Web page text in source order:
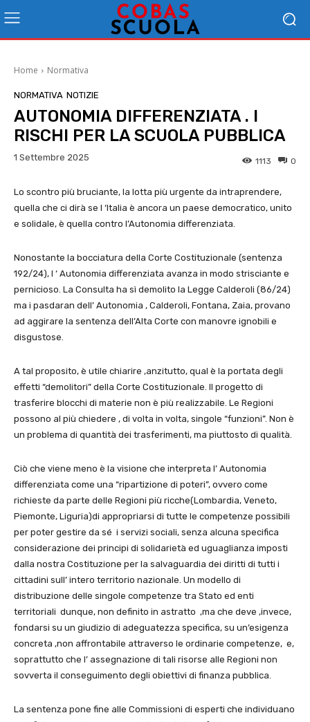
Home Normativa
NORMATIVA NOTIZIE
AUTONOMIA DIFFERENZIATA . I
RISCHI PER LA SCUOLA PUBBLICA
1 Settembre 2025 0
1113
Lo scontro più bruciante, la lotta più urgente da intraprendere,
quella che ci dirà se l ‘Italia è ancora un paese democratico, unito
e solidale, è quella contro l’Autonomia differenziata.
Nonostante la bocciatura della Corte Costituzionale (sentenza
192/24), l ‘ Autonomia differenziata avanza in modo strisciante e
pernicioso. La Consulta ha sì demolito la Legge Calderoli (86/24)
ma i pasdaran dell’ Autonomia , Calderoli, Fontana, Zaia, provano
ad aggirare la sentenza dell’Alta Corte con manovre ignobili e
disgustose.
A tal proposito, è utile chiarire ,anzitutto, qual è la portata degli
effetti “demolitori” della Corte Costituzionale. Il progetto di
trasferire blocchi di materie non è più realizzabile. Le Regioni
possono al più chiedere , di volta in volta, singole “funzioni”. Non è
un problema di quantità dei trasferimenti, ma piuttosto di qualità.
Ciò che viene meno è la visione che interpreta l’ Autonomia
differenziata come una “ripartizione di poteri”, ovvero come
richieste da parte delle Regioni più ricche(Lombardia, Veneto,
Piemonte, Liguria)di appropriarsi di tutte le competenze possibili
per poter gestire da sé i servizi sociali, senza alcuna specifica
considerazione dei principi di solidarietà ed uguaglianza imposti
dalla nostra Costituzione per la salvaguardia dei diritti di tutti i
cittadini sull’ intero territorio nazionale. Un modello di
distribuzione delle singole competenze tra Stato ed enti
territoriali dunque, non definito in astratto ,ma che deve ,invece,
fondarsi su un giudizio di adeguatezza specifica, su un’esigenza
concreta ,non affrontabile attraverso le ordinarie competenze, e,
soprattutto che l’ assegnazione di tali risorse alle Regioni non
sovverta il conseguimento degli obiettivi di finanza pubblica.
La sentenza pone fine alle Commissioni di esperti che individuano